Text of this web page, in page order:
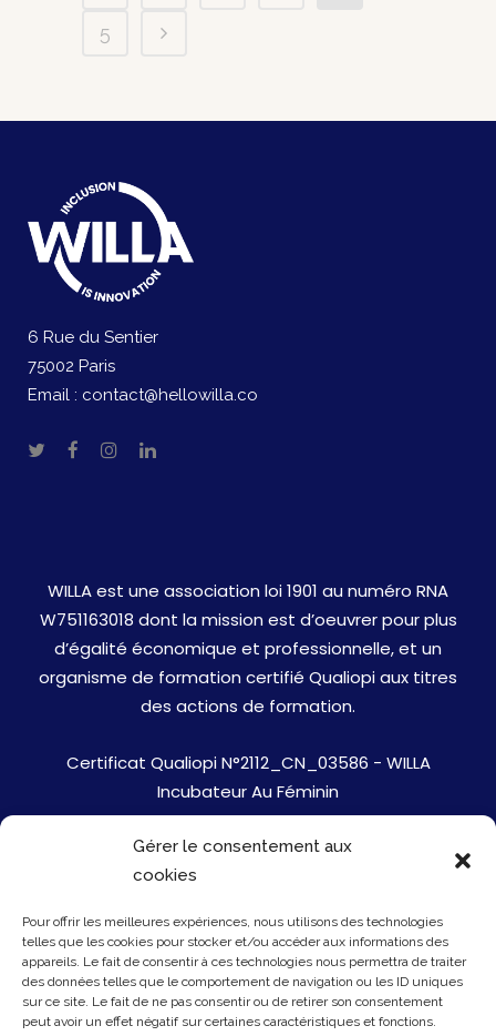
Gérer le consentement aux
cookies
Pour offrir les meilleures expériences, nous utilisons des technologies
telles que les cookies pour stocker et/ou accéder aux informations des
appareils. Le fait de consentir à ces technologies nous permettra de traiter
des données telles que le comportement de navigation ou les ID uniques
sur ce site. Le fait de ne pas consentir ou de retirer son consentement
peut avoir un effet négatif sur certaines caractéristiques et fonctions.
5
6 Rue du Sentier
75002 Paris
Email : contact@hellowilla.co
WILLA est une association loi 1901 au numéro RNA
W751163018 dont la mission est d’oeuvrer pour plus
d’égalité économique et professionnelle, et un
organisme de formation certifié Qualiopi aux titres
des actions de formation.
Certificat Qualiopi N°2112_CN_03586 - WILLA
Incubateur Au Féminin
Jobs
Mentions Légales
Politique de cookies
Presse